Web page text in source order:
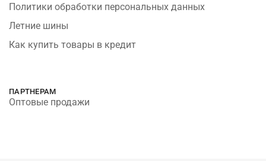
Политики обработки персональных данных
Летние шины
Как купить товары в кредит
ПАРТНЕРАМ
Оптовые продажи